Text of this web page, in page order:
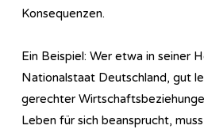
Konsequenzen.
Ein Beispiel: Wer etwa in seiner
Nationalstaat Deutschland, gut
gerechter
Leben für sich beansprucht,